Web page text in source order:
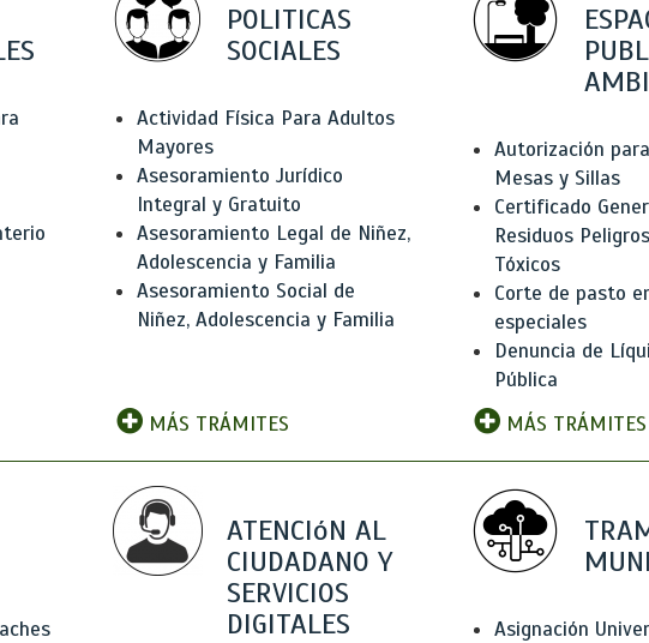
POLITICAS
SOCIALES
Actividad Física Para Adultos
Mayores
Asesoramiento Jurídico
Integral y Gratuito
Asesoramiento Legal de Niñez,
Adolescencia y Familia
Asesoramiento Social de
Niñez, Adolescencia y Familia
MÁS TRÁMITES
Autorización
Mesas y Sillas
Certificado
Residuos
Tóxicos
Corte de pasto
especiales
Denuncia de
Pública
MÁS TRÁMITES
ATENCIóN AL
CIUDADANO Y
SERVICIOS
DIGITALES
Asignación